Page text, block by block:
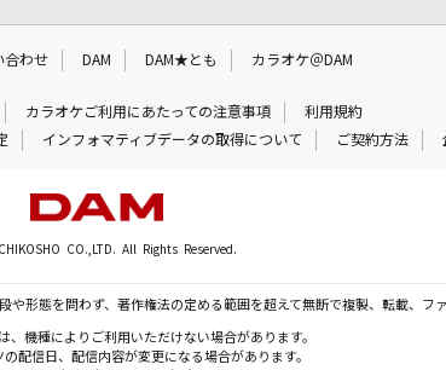
合わせ DAM DAM★とも カラオケ＠DAM
カラオケご利用にあたっての注意事項
利用規約
インフォマティブデータの取得について ご契約方法
CO.,LTD. All Rights Reserved.
形態を問わず、著作権法の定める範囲を超えて無断で複製、転載、フ
、機種によりご利用いただけない場合があります。
配信日、配信内容が変更になる場合があります。